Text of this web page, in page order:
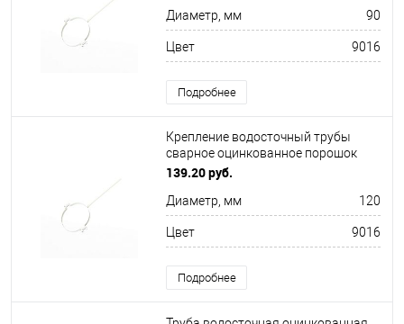
Диаметр, мм 90
Цвет 9016
Подробнее
Крепление водосточный трубы
сварное оцинкованное порошок
ф150х10х250мм RAL 9016
139.20 руб.
Диаметр, мм 120
Цвет 9016
Подробнее